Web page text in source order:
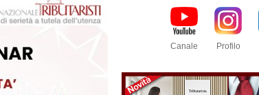
Canale Profilo